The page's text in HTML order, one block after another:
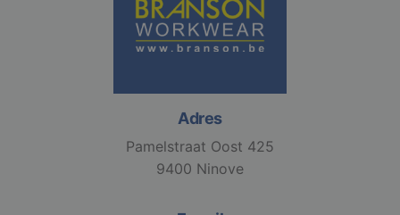
Adres
Pamelstraat Oost 425
9400 Ninove
kernfunctionaliteiten van de website mogelijk, zoals
gebruikersaanmelding en accountbeheer. De
website kan niet goed worden gebruikt zonder de
strikt noodzakelijke cookies.
Domein